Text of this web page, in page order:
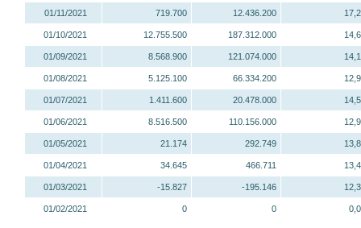
01/11/2021 719.700 12.436.200
01/10/2021 12.755.500 187.312.000
01/09/2021 8.568.900 121.074.000
01/08/2021 5.125.100 66.334.200
01/07/2021 1.411.600 20.478.000
01/06/2021 8.516.500 110.156.000
01/05/2021 21.174 292.749
01/04/2021 34.645 466.711
01/03/2021 -15.827 -195.146
01/02/2021 0 0